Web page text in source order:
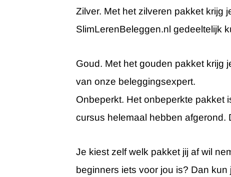
Zilver. Met het zilveren pakket krijg
SlimLerenBeleggen.nl gedeeltelijk
Goud. Met het gouden pakket krijg
van onze beleggingsexpert.
Onbeperkt. Het onbeperkte pakket
cursus helemaal hebben afgerond.
Je kiest zelf welk pakket jij af wil
beginners iets voor jou is? Dan